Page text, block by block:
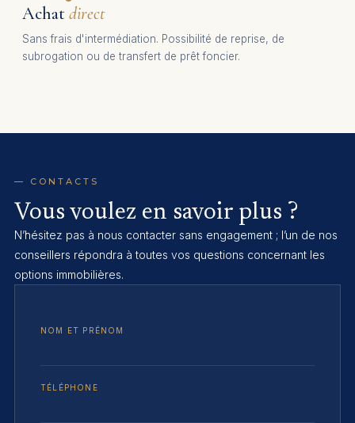
Achatdirect
Sans frais d'intermédiation. Possibilité de reprise, de
subrogation ou de transfert de prêt foncier.
— CONTACTS
Vous voulez en savoir plus ?
N’hésitez pas à nous contacter sans engagement ; l’un de nos
conseillers répondra à toutes vos questions concernant les
options immobilières.
NOM ET PRÉNOM
TÉLÉPHONE